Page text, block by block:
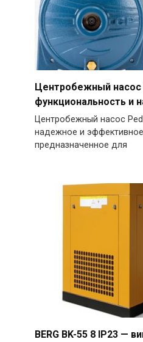
Центробежный насос
функциональность и
Центробежный насос
надежное и эффективное
предназначенное для
BERG BK-55 8 IP23 —